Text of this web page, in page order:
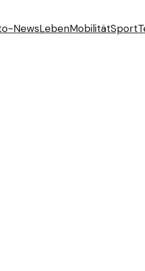
NewsLebenMobilitätSport